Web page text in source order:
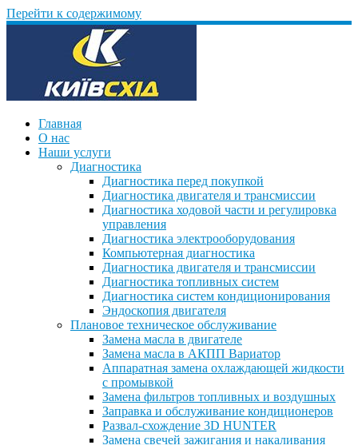
Перейти к содержимому
Главная
О нас
Наши услуги
Диагностика
Диагностика перед покупкой
Диагностика двигателя и трансмиссии
Диагностика ходовой части и регулировка
управления
Диагностика электрооборудования
Компьютерная диагностика
Диагностика двигателя и трансмиссии
Диагностика топливных систем
Диагностика систем кондиционирования
Эндоскопия двигателя
Плановое техническое обслуживание
Замена масла в двигателе
Замена масла в АКПП Вариатор
Аппаратная замена охлаждающей жидкости
с промывкой
Замена фильтров топливных и воздушных
Заправка и обслуживание кондиционеров
Развал-схождение 3D HUNTER
Замена свечей зажигания и накаливания